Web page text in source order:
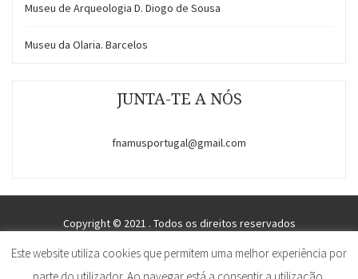
Museu de Arqueologia D. Diogo de Sousa
Museu da Olaria. Barcelos
JUNTA-TE A NÓS
fnamusportugal@gmail.com
Copyright © 2021 . Todos os direitos reservados
Federação Nacional de Amigos dos Museus - FNAMUS.pt
Este website utiliza cookies que permitem uma melhor experiência por